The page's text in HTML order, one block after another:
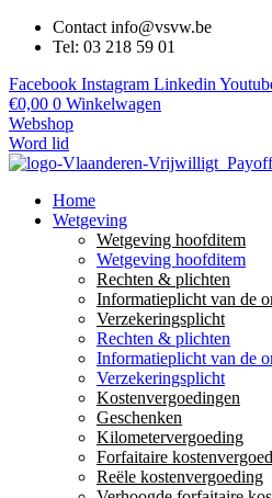
Contact info@vsvw.be
Tel: 03 218 59 01
Facebook Instagram Linkedin
€0,00 0 Winkelwagen
Webshop
Word lid
Home
Wetgeving
Wetgeving hoofditem
Wetgeving hoofditem
Rechten & plichten
Informatieplicht van de
Verzekeringsplicht
Rechten & plichten
Informatieplicht van de
Verzekeringsplicht
Kostenvergoedingen
Geschenken
Kilometervergoeding
Forfaitaire
Reële kostenvergoeding